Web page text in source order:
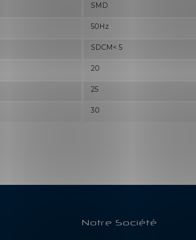
SMD
50Hz
SDCM< 5
20
25
30
Notre Société